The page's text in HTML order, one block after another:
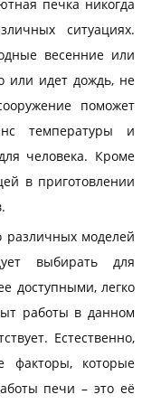
печка никогда
ситуациях.
весенние или
или идет дождь, не
поможет
температуры и
человека. Кроме
в приготовлении
различных моделей
выбирать для
доступными, легко
работы в данном
Естественно,
факторы, которые
печи – это её